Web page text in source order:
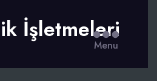
İşletmeleri
Menu